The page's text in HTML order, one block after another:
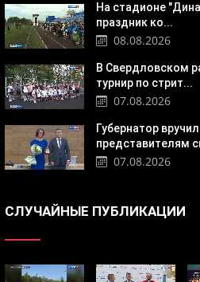
На стадионе
праздник ко...
08.08.2026
В Свердловском
турнир по стрит...
07.08.2026
Губернатор
представителям
07.08.2026
СЛУЧАЙНЫЕ ПУБЛИКАЦИИ